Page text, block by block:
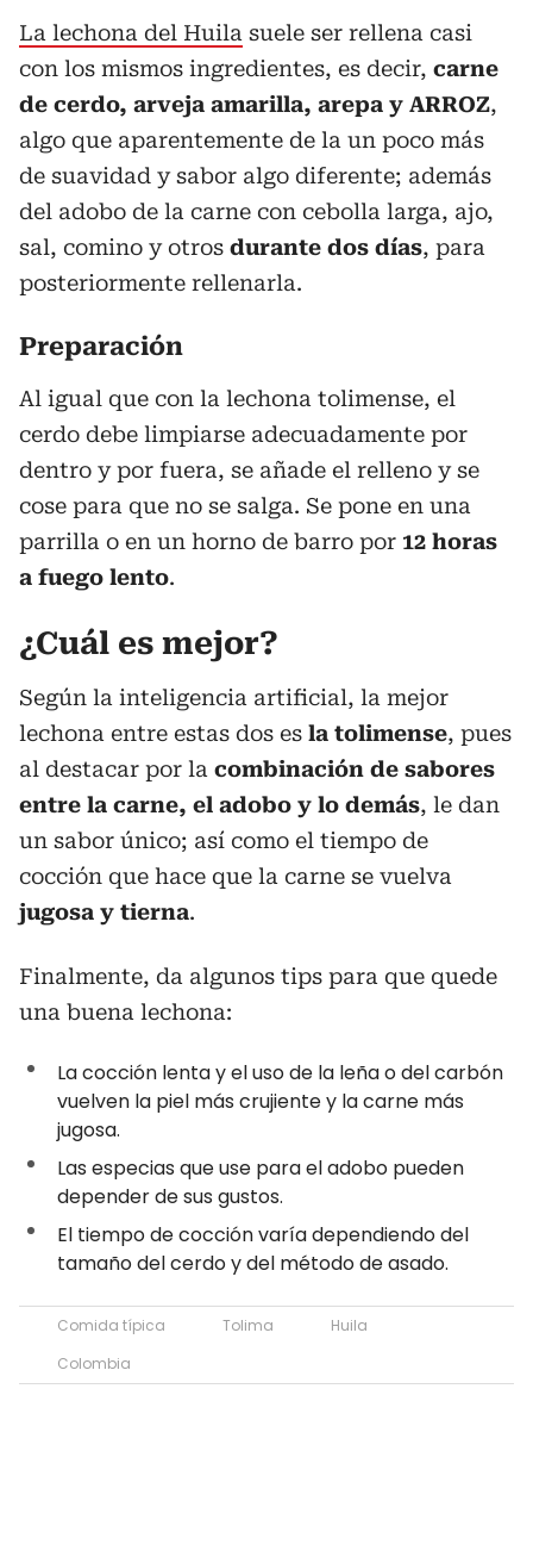
La lechona del Huila suele ser rellena casi
con los mismos ingredientes, es decir, carne
de cerdo, arveja amarilla, arepa y ARROZ,
algo que aparentemente de la un poco más
de suavidad y sabor algo diferente; además
del adobo de la carne con cebolla larga, ajo,
sal, comino y otros durante dos días, para
posteriormente rellenarla.
Preparación
Al igual que con la lechona tolimense, el
cerdo debe limpiarse adecuadamente por
dentro y por fuera, se añade el relleno y se
cose para que no se salga. Se pone en una
parrilla o en un horno de barro por 12 horas
a fuego lento.
¿Cuál es mejor?
Según la inteligencia artificial, la mejor
lechona entre estas dos es la tolimense, pues
al destacar por la combinación de sabores
entre la carne, el adobo y lo demás, le dan
un sabor único; así como el tiempo de
cocción que hace que la carne se vuelva
jugosa y tierna.
Finalmente, da algunos tips para que quede
una buena lechona:
La cocción lenta y el uso de la leña o del carbón
vuelven la piel más crujiente y la carne más
jugosa.
Las especias que use para el adobo pueden
depender de sus gustos.
El tiempo de cocción varía dependiendo del
tamaño del cerdo y del método de asado.
Comida típica Tolima
Huila
Colombia